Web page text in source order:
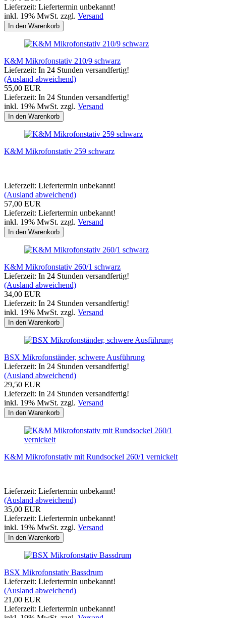
Lieferzeit: Liefertermin unbekannt!
inkl. 19% MwSt. zzgl. Versand
In den Warenkorb
K&M Mikrofonstativ 210/9 schwarz
Lieferzeit: In 24 Stunden versandfertig!
(Ausland abweichend)
55,00 EUR
Lieferzeit: In 24 Stunden versandfertig!
inkl. 19% MwSt. zzgl. Versand
In den Warenkorb
K&M Mikrofonstativ 259 schwarz
Lieferzeit: Liefertermin unbekannt!
(Ausland abweichend)
57,00 EUR
Lieferzeit: Liefertermin unbekannt!
inkl. 19% MwSt. zzgl. Versand
In den Warenkorb
K&M Mikrofonstativ 260/1 schwarz
Lieferzeit: In 24 Stunden versandfertig!
(Ausland abweichend)
34,00 EUR
Lieferzeit: In 24 Stunden versandfertig!
inkl. 19% MwSt. zzgl. Versand
In den Warenkorb
BSX Mikrofonständer, schwere Ausführung
Lieferzeit: In 24 Stunden versandfertig!
(Ausland abweichend)
29,50 EUR
Lieferzeit: In 24 Stunden versandfertig!
inkl. 19% MwSt. zzgl. Versand
In den Warenkorb
K&M Mikrofonstativ mit Rundsockel 260/1 vernickelt
Lieferzeit: Liefertermin unbekannt!
(Ausland abweichend)
35,00 EUR
Lieferzeit: Liefertermin unbekannt!
inkl. 19% MwSt. zzgl. Versand
In den Warenkorb
BSX Mikrofonstativ Bassdrum
Lieferzeit: Liefertermin unbekannt!
(Ausland abweichend)
21,00 EUR
Lieferzeit: Liefertermin unbekannt!